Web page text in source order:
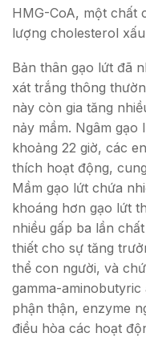
HMG-CoA, một chất
lượng cholesterol
Bản thân gạo lứt đã
xát trắng thông
này còn gia tăng
nảy mầm. Ngâm
khoảng 22 giờ, các
thích hoạt động,
Mầm gạo lứt chứa
khoáng hơn gạo lứt
nhiều gấp ba lần
thiết cho sự tăng
thể con người, và
gamma-
phận thận, enzyme
điều hòa các hoạt